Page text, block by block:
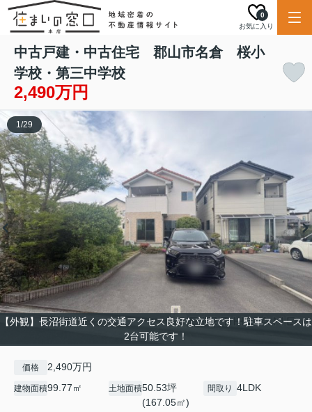
お気に入り
0
中古戸建・中古住宅 郡山市名倉 桜小
学校・第三中学校
2,490万円
【外観】長沼街道近くの交通アクセス良好な立地です！駐車スペースは
2台可能です！
1/29
価格 2,490万円
建物面積99.77㎡ 土地面積50.53坪
(167.05㎡)
間取り 4LDK